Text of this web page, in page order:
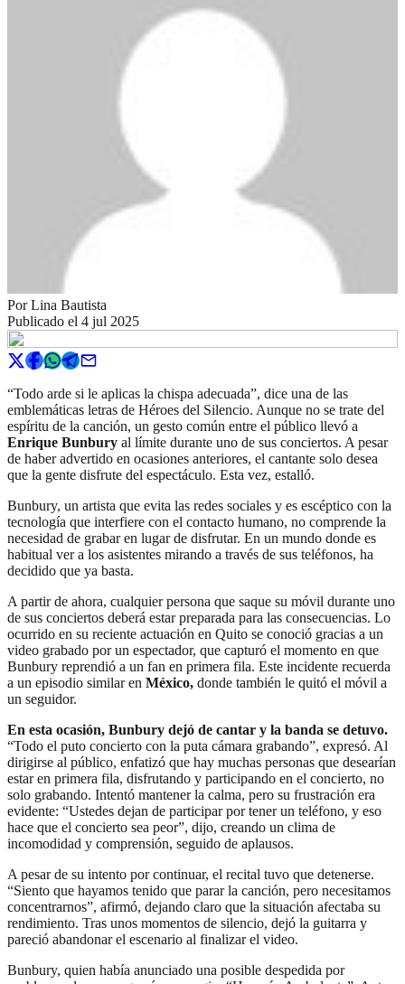
PorLina Bautista
Publicado el 4 jul 2025
“Todo arde si le aplicas la chispa adecuada”, dice una de las
emblemáticas letras de Héroes del Silencio. Aunque no se trate del
espíritu de la canción, un gesto común entre el público llevó a
Enrique Bunbury al límite durante uno de sus conciertos. A pesar
de haber advertido en ocasiones anteriores, el cantante solo desea
que la gente disfrute del espectáculo. Esta vez, estalló.
Bunbury, un artista que evita las redes sociales y es escéptico con la
tecnología que interfiere con el contacto humano, no comprende la
necesidad de grabar en lugar de disfrutar. En un mundo donde es
habitual ver a los asistentes mirando a través de sus teléfonos, ha
decidido que ya basta.
A partir de ahora, cualquier persona que saque su móvil durante uno
de sus conciertos deberá estar preparada para las consecuencias. Lo
ocurrido en su reciente actuación en Quito se conoció gracias a un
video grabado por un espectador, que capturó el momento en que
Bunbury reprendió a un fan en primera fila. Este incidente recuerda
a un episodio similar en México, donde también le quitó el móvil a
un seguidor.
En esta ocasión, Bunbury dejó de cantar y la banda se detuvo.
“Todo el puto concierto con la puta cámara grabando”, expresó. Al
dirigirse al público, enfatizó que hay muchas personas que desearían
estar en primera fila, disfrutando y participando en el concierto, no
solo grabando. Intentó mantener la calma, pero su frustración era
evidente: “Ustedes dejan de participar por tener un teléfono, y eso
hace que el concierto sea peor”, dijo, creando un clima de
incomodidad y comprensión, seguido de aplausos.
A pesar de su intento por continuar, el recital tuvo que detenerse.
“Siento que hayamos tenido que parar la canción, pero necesitamos
concentrarnos”, afirmó, dejando claro que la situación afectaba su
rendimiento. Tras unos momentos de silencio, dejó la guitarra y
pareció abandonar el escenario al finalizar el video.
Bunbury, quien había anunciado una posible despedida por